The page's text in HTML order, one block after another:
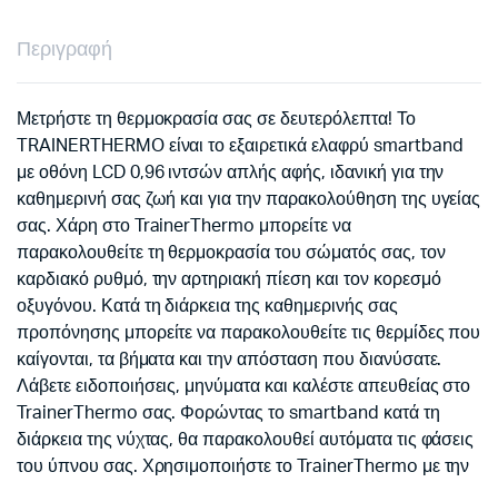
Περιγραφή
Μετρήστε τη θερμοκρασία σας σε δευτερόλεπτα! Το
TRAINERTHERMO είναι το εξαιρετικά ελαφρύ smartband
με οθόνη LCD 0,96 ιντσών απλής αφής, ιδανική για την
καθημερινή σας ζωή και για την παρακολούθηση της υγείας
σας. Χάρη στο TrainerThermo μπορείτε να
παρακολουθείτε τη θερμοκρασία του σώματός σας, τον
καρδιακό ρυθμό, την αρτηριακή πίεση και τον κορεσμό
οξυγόνου. Κατά τη διάρκεια της καθημερινής σας
προπόνησης μπορείτε να παρακολουθείτε τις θερμίδες που
καίγονται, τα βήματα και την απόσταση που διανύσατε.
Λάβετε ειδοποιήσεις, μηνύματα και καλέστε απευθείας στο
TrainerThermo σας. Φορώντας το smartband κατά τη
διάρκεια της νύχτας, θα παρακολουθεί αυτόματα τις φάσεις
του ύπνου σας. Χρησιμοποιήστε το TrainerThermo με την